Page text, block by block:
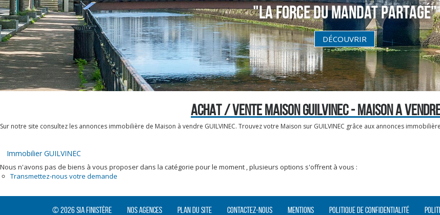
"La Force du Mandat partagé"
DÉCOUVRIR
ACHAT / VENTE MAISON GUILVINEC - MAISON A
Sur notre site consultez les annonces immobilière de Maison à vendre GUILVINEC. Trouvez votre Maison sur GUILVINEC grâce aux annonces
Immobilier GUILVINEC
Nous n'avons pas de biens à vous proposer dans la catégorie pour le moment , plusieurs options s'offrent à vous :
Transmettez-nous votre demande
© 2026 SIA Finistère Nos agences Plan du site Contactez-nous Mentions Politique de confidentialité